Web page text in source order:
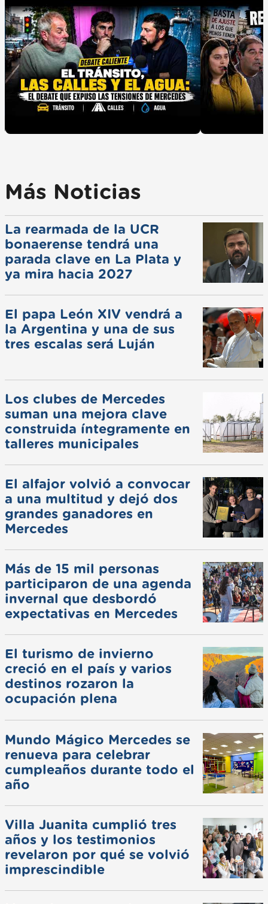
Más Noticias
La rearmada de la UCR
bonaerense tendrá una
parada clave en La Plata y
ya mira hacia 2027
El papa León XIV vendrá a
la Argentina y una de sus
tres escalas será Luján
Los clubes de Mercedes
suman una mejora clave
construida íntegramente en
talleres municipales
El alfajor volvió a convocar
a una multitud y dejó dos
grandes ganadores en
Mercedes
Más de 15 mil personas
participaron de una agenda
invernal que desbordó
expectativas en Mercedes
El turismo de invierno
creció en el país y varios
destinos rozaron la
ocupación plena
Mundo Mágico Mercedes se
renueva para celebrar
cumpleaños durante todo el
año
Villa Juanita cumplió tres
años y los testimonios
revelaron por qué se volvió
imprescindible